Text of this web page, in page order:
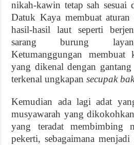
nikah-kawin tetap sah sesuai
Datuk Kaya membuat aturan
hasil-hasil laut seperti
sarang burung
Ketumanggungan membuat
yang dikenal dengan
terkenal ungkapansecupak
Kemudian ada lagi adat
musyawarah yang
yang teradat membimbing
pekerti, sebagaimana